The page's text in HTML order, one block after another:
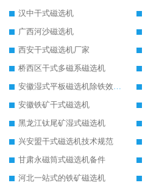
汉中干式磁选机
广西河沙磁选机
西安干式磁选机厂家
桥西区干式多磁系磁选机
安徽湿式平板磁选机除铁效果怎么样
安徽铁矿干式磁选机
黑龙江钛尾矿湿式磁选机
兴安盟干式磁选机技术规范
甘肃永磁筒式磁选机备件
河北一站式的铁矿磁选机